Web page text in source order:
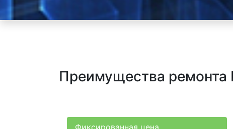
Преимущества ремонта
Фиксированная цена